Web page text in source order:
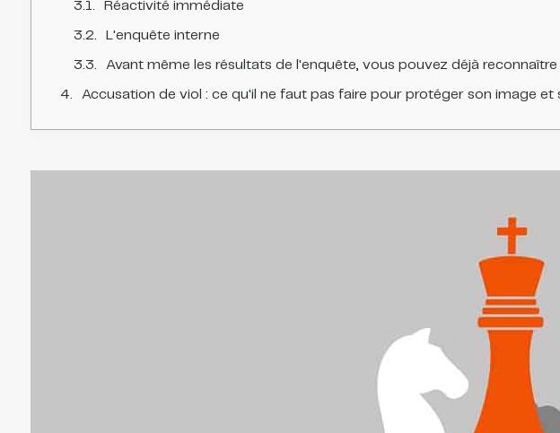
Réactivité immédiate
L'enquête interne
Avant même les résultats de l'enquête, vous pouvez déjà
Accusation de viol : ce qu'il ne faut pas faire pour protéger son image et